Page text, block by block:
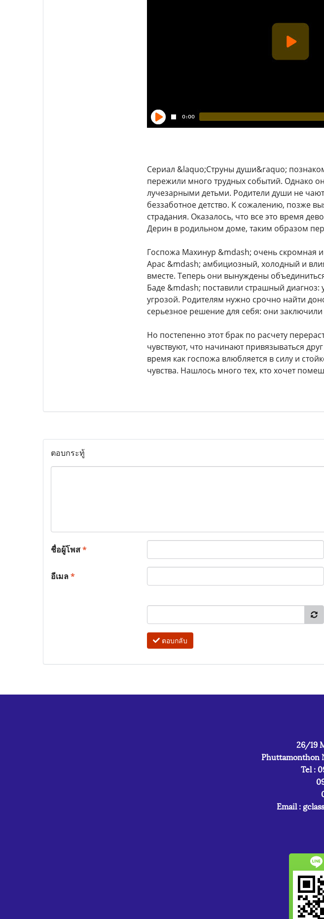
Сериал &laquo;Струны души&raquo;
пережили много трудных событий. Однако
лучезарными детьми. Родители души не
беззаботное детство. К сожалению, позже
страдания. Оказалось, что все это время
Дерин в родильном доме, таким образом
Госпожа Махинур &mdash; очень
Арас &mdash; амбициозный, холодный и
вместе. Теперь они вынуждены
Баде &mdash; поставили страшный
угрозой. Родителям нужно срочно найти
серьезное решение для себя: они
Но постепенно этот брак по расчету
чувствуют, что начинают привязываться
время как госпожа влюбляется в силу и
чувства. Нашлось много тех, кто хочет
ตอบกระทู้
ชื่อผู้โพส*
อีเมล*
ตอบกลับ
26/19
Phuttamonthon
Tel :
092
02
Email :